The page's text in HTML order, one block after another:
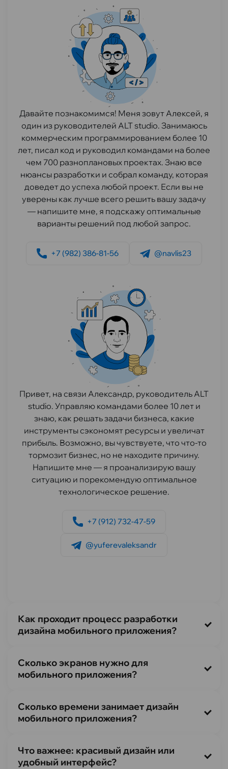
Давайте познакомимся! Меня зовут Алексей, я
один из руководителей ALT studio. Занимаюсь
коммерческим программированием более 10
лет, писал код и руководил командами на более
чем 700 разноплановых проектах. Знаю все
нюансы разработки и собрал команду, которая
доведет до успеха любой проект. Если вы не
уверены как лучше всего решить вашу задачу
— напишите мне, я подскажу оптимальные
варианты решений под любой запрос.
+7 (982) 386-81-56 @navlis23
Привет, на связи Александр, руководитель ALT
studio. Управляю командами более 10 лет и
знаю, как решать задачи бизнеса, какие
инструменты сэкономят ресурсы и увеличат
прибыль. Возможно, вы чувствуете, что что-то
тормозит бизнес, но не находите причину.
Напишите мне — я проанализирую вашу
ситуацию и порекомендую оптимальное
технологическое решение.
+7 (912) 732-47-59
@yuferevaleksandr
Как проходит процесс разработки
дизайна мобильного приложения?
Сколько экранов нужно для
мобильного приложения?
Сколько времени занимает дизайн
мобильного приложения?
Что важнее: красивый дизайн или
удобный интерфейс?